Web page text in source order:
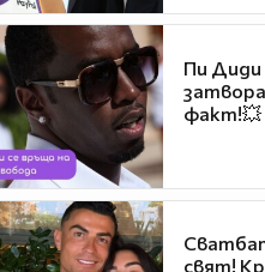
Пи Диди
факт!💥
свят!